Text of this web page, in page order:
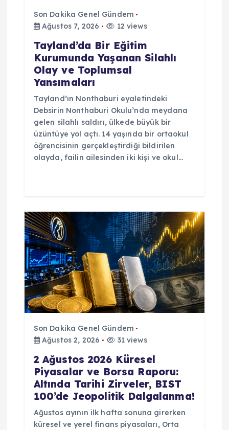
Son Dakika Genel Gündem
Ağustos 7, 2026
12 views
Tayland’da Bir Eğitim
Kurumunda Yaşanan Silahlı
Olay ve Toplumsal
Yansımaları
Tayland’ın Nonthaburi eyaletindeki
Debsirin Nonthaburi Okulu’nda meydana
gelen silahlı saldırı, ülkede büyük bir
üzüntüye yol açtı. 14 yaşında bir ortaokul
öğrencisinin gerçekleştirdiği bildirilen
olayda, failin ailesinden iki kişi ve okul…
Son Dakika Genel Gündem
Ağustos 2, 2026
31 views
2 Ağustos 2026 Küresel
Piyasalar ve Borsa Raporu:
Altında Tarihi Zirveler, BIST
100’de Jeopolitik Dalgalanma!
Ağustos ayının ilk hafta sonuna girerken
küresel ve yerel finans piyasaları, Orta